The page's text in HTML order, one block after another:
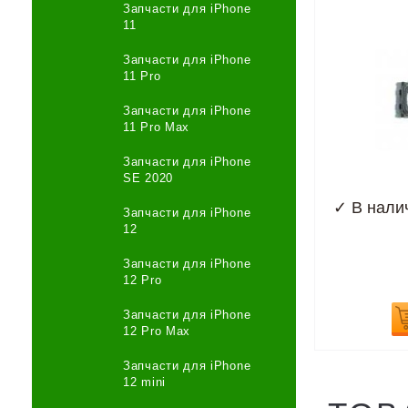
Запчасти для iPhone
11
Запчасти для iPhone
11 Pro
Запчасти для iPhone
11 Pro Max
Запчасти для iPhone
SE 2020
Запчасти для iPhone
12
Запчасти для iPhone
12 Pro
Запчасти для iPhone
12 Pro Max
Запчасти для iPhone
12 mini
✓ В